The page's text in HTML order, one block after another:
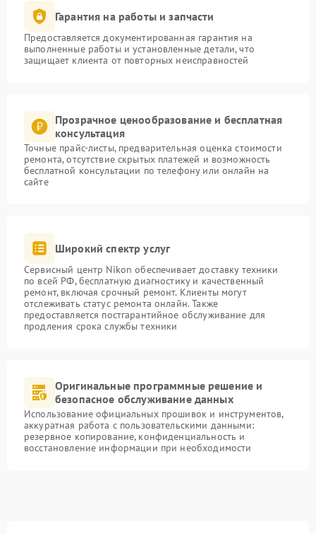
Гарантия на работы и запчасти
Предоставляется документированная гарантия на
выполненные работы и установленные детали, что
защищает клиента от повторных неисправностей
Прозрачное ценообразование и бесплатная
консультация
Точные прайс-листы, предварительная оценка стоимости
ремонта, отсутствие скрытых платежей и возможность
бесплатной консультации по телефону или онлайн на
сайте
Широкий спектр услуг
Сервисный центр Nikon обеспечивает доставку техники
по всей РФ, бесплатную диагностику и качественный
ремонт, включая срочный ремонт. Клиенты могут
отслеживать статус ремонта онлайн. Также
предоставляется постгарантийное обслуживание для
продления срока службы техники
Оригинальные программные решение и
безопасное обслуживание данных
Использование официальных прошивок и инструментов,
аккуратная работа с пользовательскими данными:
резервное копирование, конфиденциальность и
восстановление информации при необходимости